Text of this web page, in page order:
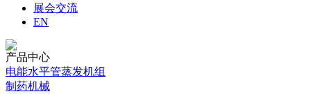
展会交流
EN
产品中心
电能水平管蒸发机组
制药机械